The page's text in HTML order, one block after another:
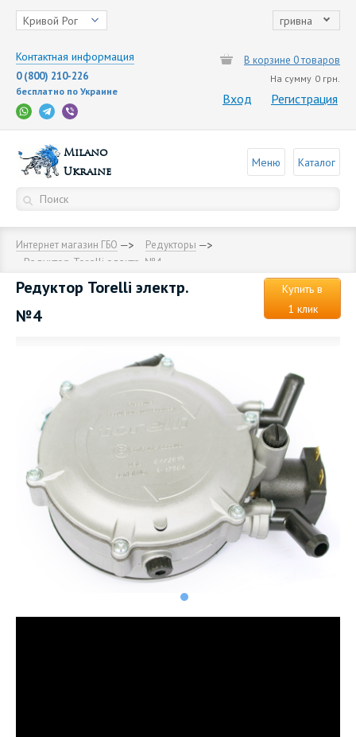
Кривой Рог гривна
Контактная информация
0 (800) 210-226
бесплатно по Украине
В корзине 0 товаров
На сумму 0 грн.
Вход Регистрация
Milano
Ukraine
Меню Каталог
Интернет магазин ГБО Редукторы
Редуктор Torelli электр. №4
Редуктор Torelli электр.
№4
Купить в
1 клик